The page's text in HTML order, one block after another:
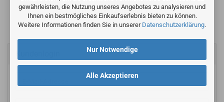
gewährleisten, die Nutzung unseres Angebotes zu analysieren und
Ihnen ein bestmögliches Einkaufserlebnis bieten zu können.
Weitere Informationen finden Sie in unserer Datenschutzerklärung.
Alle Akzeptieren
Nur Notwendige
1bis7(von insgesamt7)